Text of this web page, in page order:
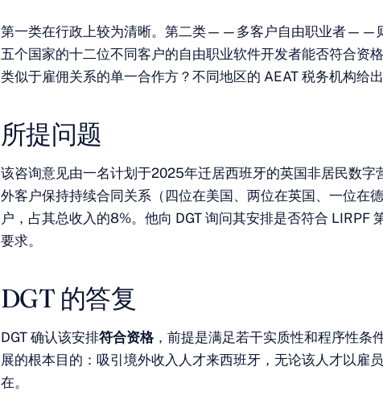
第一类在行政上较为清晰。第二类——多客户自由职业者——
五个国家的十二位不同客户的自由职业软件开发者能否符合资
类似于雇佣关系的单一合作方？不同地区的 AEAT 税务机构给出
所提问题
该咨询意见由一名计划于2025年迁居西班牙的英国非居民数字
外客户保持持续合同关系（四位在美国、两位在英国、一位在
户，占其总收入的8%。他向 DGT 询问其安排是否符合 LIRPF
要求。
DGT 的答复
DGT 确认该安排符合资格，前提是满足若干实质性和程序性条
展的根本目的：吸引境外收入人才来西班牙，无论该人才以雇
在。